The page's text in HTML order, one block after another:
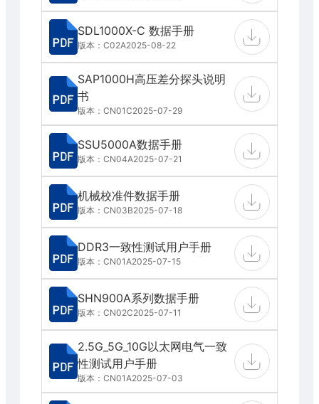
SDL1000X-C 数据手册
版本：C02A2025-08-22
SAP1000H高压差分探头说明
书
版本：CN01C2025-07-29
SSU5000A数据手册
版本：CN04A2025-07-21
机械校准件数据手册
版本：CN03B2025-07-18
DDR3一致性测试用户手册
版本：CN01A2025-07-15
SHN900A系列数据手册
版本：CN02C2025-07-11
2.5G_5G_10G以太网电气一致
性测试用户手册
版本：CN01A2025-07-03